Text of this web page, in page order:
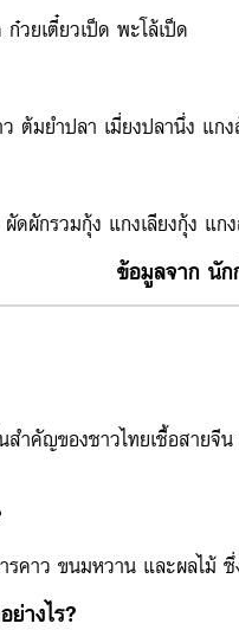
ยเตี๋ยวเป็ด พะโล้เป็ด
มยำปลา เมี่ยงปลานึ่ง แกง
กรวมกุ้ง แกงเลียงกุ้ง แก
ข้อมูลจาก นั
ำคัญของชาวไทยเชื้อสายจี
คาว ขนมหวาน และผลไม้
างไร?